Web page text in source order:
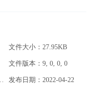
文件大小：27.95KB
文件版本：9, 0, 0, 0
发布日期：2022-04-22